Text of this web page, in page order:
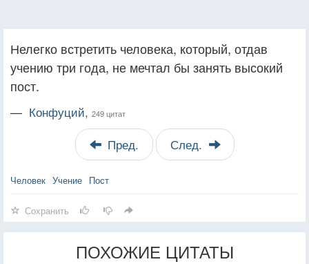
Нелегко встретить человека, который, отдав
учению три года, не мечтал бы занять высокий
пост.
— Конфуций, 249 цитат
Пред. След.
Человек Учение Пост
Сохранить
ПОХОЖИЕ ЦИТАТЫ